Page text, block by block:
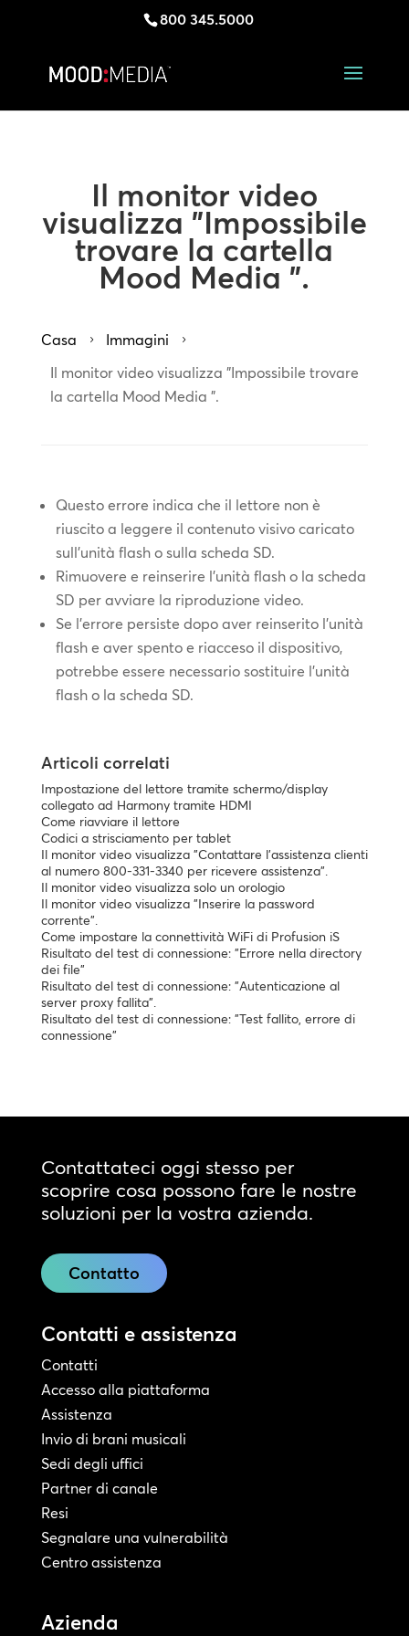
800 345.5000
Il monitor video
visualizza "Impossibile
trovare la cartella
Mood Media ".
Casa 5 Immagini 5
Il monitor video visualizza "Impossibile trovare
la cartella Mood Media ".
Questo errore indica che il lettore non è
riuscito a leggere il contenuto visivo caricato
sull'unità flash o sulla scheda SD.
Rimuovere e reinserire l'unità flash o la scheda
SD per avviare la riproduzione video.
Se l'errore persiste dopo aver reinserito l'unità
flash e aver spento e riacceso il dispositivo,
potrebbe essere necessario sostituire l'unità
flash o la scheda SD.
Articoli correlati
Impostazione del lettore tramite schermo/display
collegato ad Harmony tramite HDMI
Come riavviare il lettore
Codici a strisciamento per tablet
Il monitor video visualizza "Contattare l'assistenza clienti
al numero 800-331-3340 per ricevere assistenza".
Il monitor video visualizza solo un orologio
Il monitor video visualizza "Inserire la password
corrente".
Come impostare la connettività WiFi di Profusion iS
Risultato del test di connessione: "Errore nella directory
dei file"
Risultato del test di connessione: "Autenticazione al
server proxy fallita".
Risultato del test di connessione: "Test fallito, errore di
connessione"
Contattateci oggi stesso per
scoprire cosa possono fare le nostre
soluzioni per la vostra azienda.
Contatto
Contatti e assistenza
Contatti
Accesso alla piattaforma
Assistenza
Invio di brani musicali
Sedi degli uffici
Partner di canale
Resi
Segnalare una vulnerabilità
Centro assistenza
Azienda